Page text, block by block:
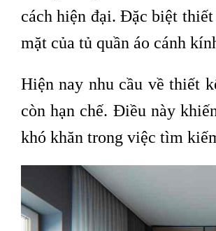
cách hiện đại. Đặc biệt
mặt của tủ quần áo cánh
Hiện nay nhu cầu về thiết
còn hạn chế. Điều này
khó khăn trong việc tìm